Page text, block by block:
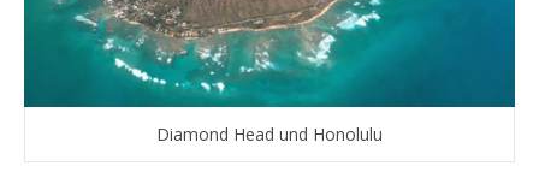
Diamond Head und Honolulu